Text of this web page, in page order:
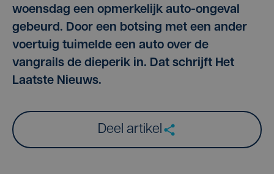
woensdag een opmerkelijk auto-ongeval
gebeurd. Door een botsing met een ander
voertuig tuimelde een auto over de
vangrails de dieperik in. Dat schrijft Het
Laatste Nieuws.
Deel artikel